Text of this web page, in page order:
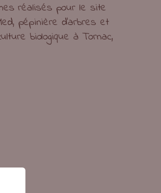
réalisés pour le site
pépinière d’arbres et
biologique à Tornac,